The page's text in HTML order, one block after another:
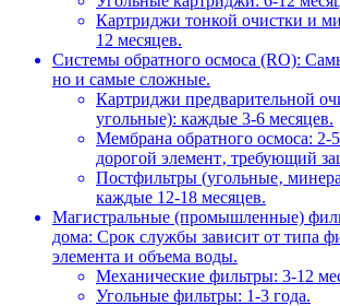
Картриджи тонкой очистки и
12 месяцев.
Системы обратного осмоса (RO):
но и самые сложные.
Картриджи предварительной
угольные): каждые 3-6 месяцев.
Мембрана обратного осмоса: 2-
дорогой элемент‚ требующий
Постфильтры (угольные‚
каждые 12-18 месяцев.
Магистральные (промышленные)
дома: Срок службы зависит от типа
элемента и объема воды.
Механические фильтры: 3-12
Угольные фильтры: 1-3 года.